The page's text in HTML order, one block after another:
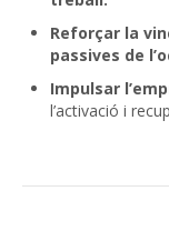
Reforçar la
passives de
Impulsar
l’activació i